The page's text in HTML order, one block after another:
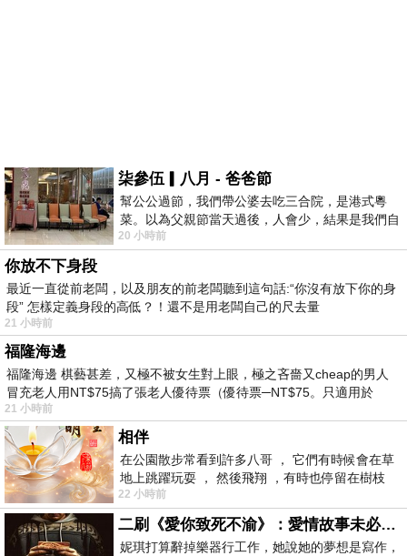
柒參伍▎八月 - 爸爸節
幫公公過節，我們帶公婆去吃三合院，是港式粵
菜。以為父親節當天過後，人會少，結果是我們自
己想多了。人陸續地進，滿滿都是人，個人
20 小時前
你放不下身段
最近一直從前老闆，以及朋友的前老闆聽到這句話:“你沒有放下你的身
段” 怎樣定義身段的高低？！還不是用老闆自己的尺去量
21 小時前
福隆海邊
福隆海邊 棋藝甚差，又極不被女生對上眼，極之吝嗇又cheap的男人
冒充老人用NT$75搞了張老人優待票（優待票─NT$75。只適用於
21 小時前
相伴
在公園散步常看到許多八哥 ， 它們有時候會在草
地上跳躍玩耍 ， 然後飛翔 ，有時也停留在樹枝
上，它們身軀是咖啡色的，鳥喙是黃色
22 小時前
二刷《愛你致死不渝》：愛情故事未必是浪漫故事
妮琪打算辭掉樂器行工作，她說她的夢想是寫作，